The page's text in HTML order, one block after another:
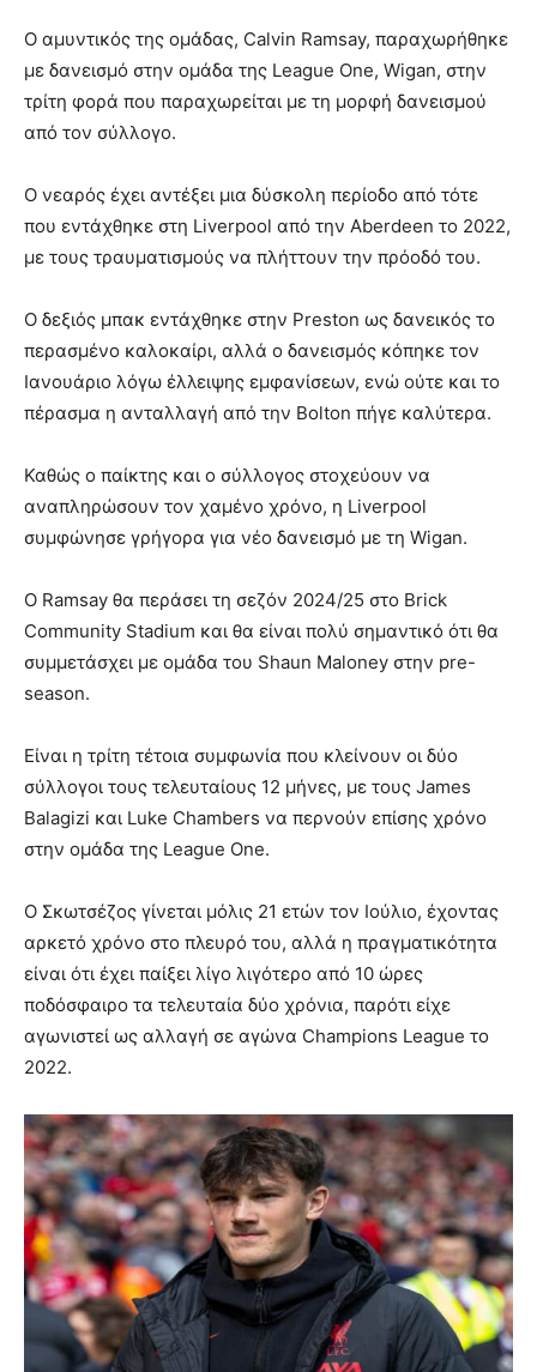
Ο αμυντικός της ομάδας, Calvin Ramsay, παραχωρήθηκε
με δανεισμό στην ομάδα της League One, Wigan, στην
τρίτη φορά που παραχωρείται με τη μορφή δανεισμού
από τον σύλλογο.
Ο νεαρός έχει αντέξει μια δύσκολη περίοδο από τότε
που εντάχθηκε στη Liverpool από την Aberdeen το 2022,
με τους τραυματισμούς να πλήττουν την πρόοδό του.
Ο δεξιός μπακ εντάχθηκε στην Preston ως δανεικός το
περασμένο καλοκαίρι, αλλά ο δανεισμός κόπηκε τον
Ιανουάριο λόγω έλλειψης εμφανίσεων, ενώ ούτε και το
πέρασμα η ανταλλαγή από την Bolton πήγε καλύτερα.
Καθώς ο παίκτης και ο σύλλογος στοχεύουν να
αναπληρώσουν τον χαμένο χρόνο, η Liverpool
συμφώνησε γρήγορα για νέο δανεισμό με τη Wigan.
Ο Ramsay θα περάσει τη σεζόν 2024/25 στο Brick
Community Stadium και θα είναι πολύ σημαντικό ότι θα
συμμετάσχει με ομάδα του Shaun Maloney στην pre-
season.
Είναι η τρίτη τέτοια συμφωνία που κλείνουν οι δύο
σύλλογοι τους τελευταίους 12 μήνες, με τους James
Balagizi και Luke Chambers να περνούν επίσης χρόνο
στην ομάδα της League One.
Ο Σκωτσέζος γίνεται μόλις 21 ετών τον Ιούλιο, έχοντας
αρκετό χρόνο στο πλευρό του, αλλά η πραγματικότητα
είναι ότι έχει παίξει λίγο λιγότερο από 10 ώρες
ποδόσφαιρο τα τελευταία δύο χρόνια, παρότι είχε
αγωνιστεί ως αλλαγή σε αγώνα Champions League το
2022.